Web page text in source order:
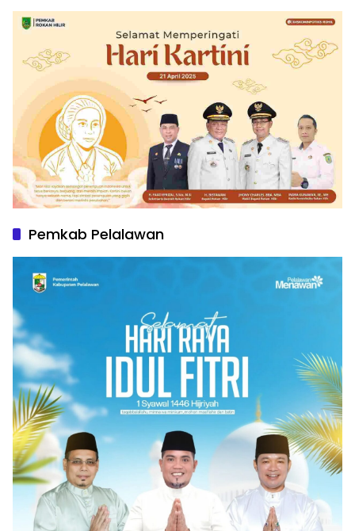
Pemkab Pelalawan